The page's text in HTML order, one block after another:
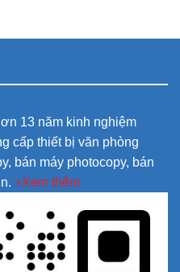
13 năm kinh nghiệm
cấp thiết bị văn phòng
bán máy photocopy, bán
+Xem thêm